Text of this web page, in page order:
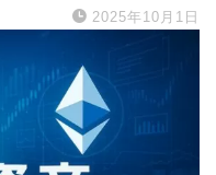
2025年10月1日